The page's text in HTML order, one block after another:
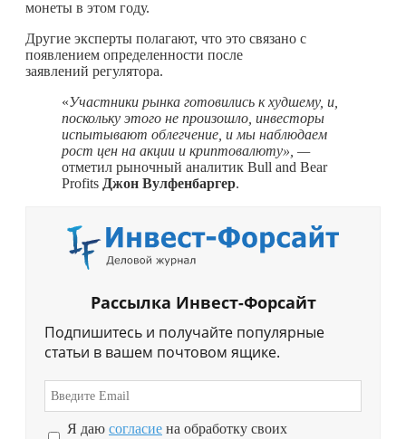
монеты в этом году.
Другие эксперты полагают, что это связано с
появлением определенности после
заявлений регулятора.
«Участники рынка готовились к худшему, и,
поскольку этого не произошло, инвесторы
испытывают облегчение, и мы наблюдаем
рост цен на акции и криптовалюту», —
отметил рыночный аналитик Bull and Bear
Profits Джон Вулфенбаргер.
Рассылка Инвест-Форсайт
Подпишитесь и получайте популярные
статьи в вашем почтовом ящике.
Я даю согласие на обработку своих